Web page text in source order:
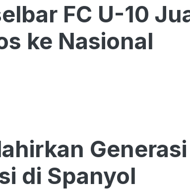
FC U-10
ke Nasional
di Spanyol